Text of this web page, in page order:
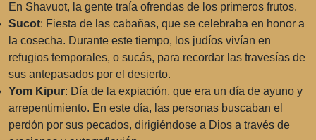
En Shavuot, la gente traía ofrendas de los primeros frutos.
Sucot: Fiesta de las cabañas, que se celebraba en honor a
la cosecha. Durante este tiempo, los judíos vivían en
refugios temporales, o sucás, para recordar las travesías de
sus antepasados por el desierto.
Yom Kipur: Día de la expiación, que era un día de ayuno y
arrepentimiento. En este día, las personas buscaban el
perdón por sus pecados, dirigiéndose a Dios a través de